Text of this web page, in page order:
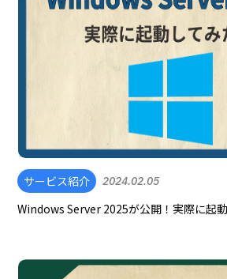
サービス紹介 2024.02.05
Windows Server 2025が公開！実際に起